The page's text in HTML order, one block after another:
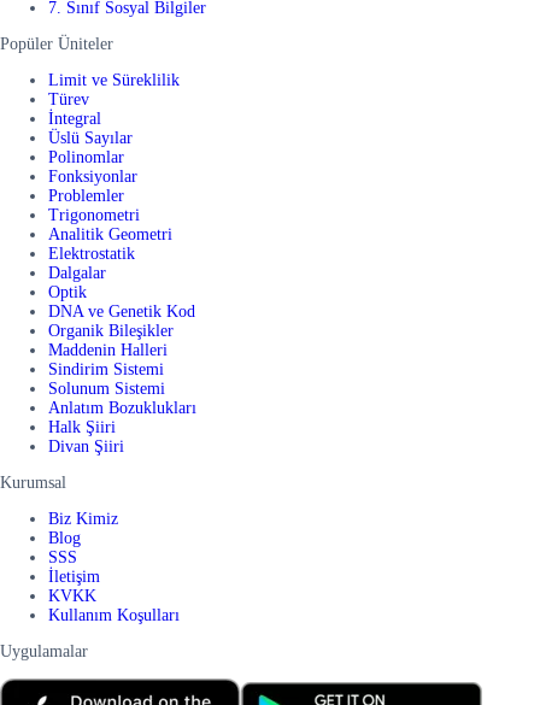
7. Sınıf Sosyal Bilgiler
Popüler Üniteler
Limit ve Süreklilik
Türev
İntegral
Üslü Sayılar
Polinomlar
Fonksiyonlar
Problemler
Trigonometri
Analitik Geometri
Elektrostatik
Dalgalar
Optik
DNA ve Genetik Kod
Organik Bileşikler
Maddenin Halleri
Sindirim Sistemi
Solunum Sistemi
Anlatım Bozuklukları
Halk Şiiri
Divan Şiiri
Kurumsal
Biz Kimiz
Blog
SSS
İletişim
KVKK
Kullanım Koşulları
Uygulamalar